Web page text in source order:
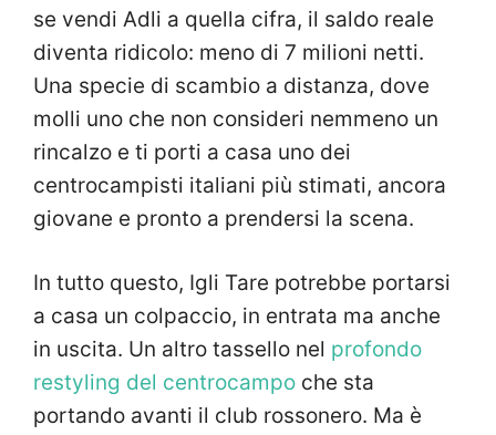
se vendi Adli a quella cifra, il saldo reale
diventa ridicolo: meno di 7 milioni netti.
Una specie di scambio a distanza, dove
molli uno che non consideri nemmeno un
rincalzo e ti porti a casa uno dei
centrocampisti italiani più stimati, ancora
giovane e pronto a prendersi la scena.
In tutto questo, Igli Tare potrebbe portarsi
a casa un colpaccio, in entrata ma anche
in uscita. Un altro tassello nel profondo
restyling del centrocampo che sta
portando avanti il club rossonero. Ma è